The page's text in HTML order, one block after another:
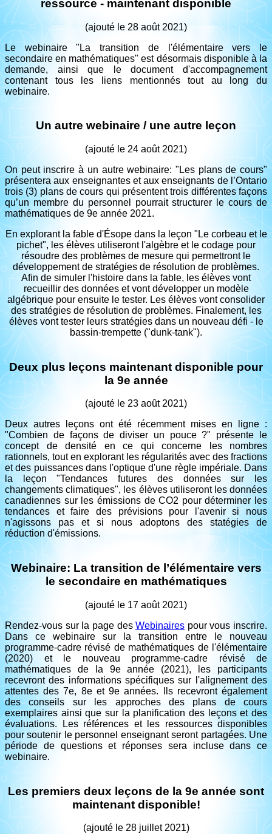
ressource - maintenant disponible
(ajouté le 28 août 2021)
Le webinaire "La transition de l'élémentaire vers le
secondaire en mathématiques" est désormais disponible à la
demande, ainsi que le document d'accompagnement
contenant tous les liens mentionnés tout au long du
webinaire.
Un autre webinaire / une autre leçon
(ajouté le 24 août 2021)
On peut inscrire à un autre webinaire: "Les plans de cours"
présentera aux enseignantes et aux enseignants de l’Ontario
trois (3) plans de cours qui présentent trois différentes façons
qu’un membre du personnel pourrait structurer le cours de
mathématiques de 9e année 2021.
En explorant la fable d'Ésope dans la leçon "Le corbeau et le
pichet", les élèves utiliseront l'algèbre et le codage pour
résoudre des problèmes de mesure qui permettront le
développement de stratégies de résolution de problèmes.
Afin de simuler l'histoire dans la fable, les élèves vont
recueillir des données et vont développer un modèle
algébrique pour ensuite le tester. Les élèves vont consolider
des stratégies de résolution de problèmes. Finalement, les
élèves vont tester leurs stratégies dans un nouveau défi - le
bassin-trempette ("dunk-tank").
Deux plus leçons maintenant disponible pour
la 9e année
(ajouté le 23 août 2021)
Deux autres leçons ont été récemment mises en ligne :
"Combien de façons de diviser un pouce ?" présente le
concept de densité en ce qui concerne les nombres
rationnels, tout en explorant les régularités avec des fractions
et des puissances dans l'optique d'une règle impériale. Dans
la leçon "Tendances futures des données sur les
changements climatiques", les élèves utiliseront les données
canadiennes sur les émissions de CO2 pour déterminer les
tendances et faire des prévisions pour l'avenir si nous
n'agissons pas et si nous adoptons des statégies de
réduction d'émissions.
Webinaire: La transition de l’élémentaire vers
le secondaire en mathématiques
(ajouté le 17 août 2021)
Rendez-vous sur la page desWebinaires pour vous inscrire.
Dans ce webinaire sur la transition entre le nouveau
programme-cadre révisé de mathématiques de l'élémentaire
(2020) et le nouveau programme-cadre révisé de
mathématiques de la 9e année (2021), les participants
recevront des informations spécifiques sur l'alignement des
attentes des 7e, 8e et 9e années. Ils recevront également
des conseils sur les approches des plans de cours
exemplaires ainsi que sur la planification des leçons et des
évaluations. Les références et les ressources disponibles
pour soutenir le personnel enseignant seront partagées. Une
période de questions et réponses sera incluse dans ce
webinaire.
Les premiers deux leçons de la 9e année sont
maintenant disponible!
(ajouté le 28 juillet 2021)